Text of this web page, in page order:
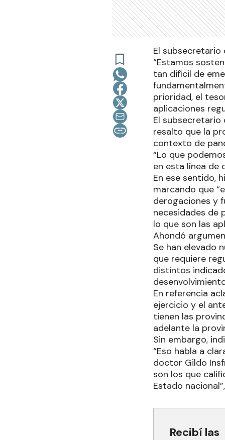
El subsecretario
“Estamos
tan difícil de
prioridad, el
aplicaciones
El subsecretario
resalto que la
contexto de
“Lo que
en esta línea de
En ese sentido,
marcando que
derogaciones y
necesidades de
lo que son las
Ahondó
Se han elevado
que requiere
distintos
En referencia
ejercicio y el
tienen las
adelante la
Sin embargo,
“Eso habla a
doctor Gildo
son los que
Estado
Recibí las